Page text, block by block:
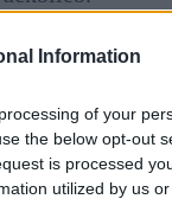
Information
of your
the below opt-out
is processed
utilized by us